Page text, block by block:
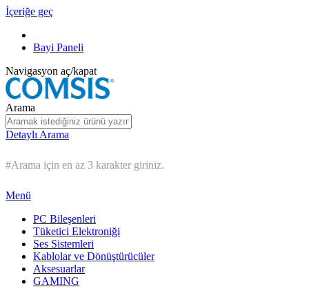
İçeriğe geç
Bayi Paneli
Navigasyon aç/kapat
Arama
Detaylı Arama
#Arama için en az 3 karakter giriniz.
Menü
PC Bileşenleri
Tüketici Elektroniği
Ses Sistemleri
Kablolar ve Dönüştürücüler
Aksesuarlar
GAMING